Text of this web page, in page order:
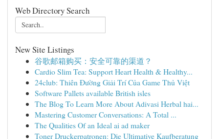
Web Directory Search
New Site Listings
谷歌邮箱购买：安全可靠的渠道？
Cardio Slim Tea: Support Heart Health & Healthy...
24club: Thiên Đường Giải Trí Của Game Thủ Việt
Software Pallets available British isles
The Blog To Learn More About Adivasi Herbal hai...
Mastering Customer Conversations: A Total ...
The Qualities Of an Ideal ai ad maker
Toner Druckerpatronen: Die Ultimative Kaufberatung